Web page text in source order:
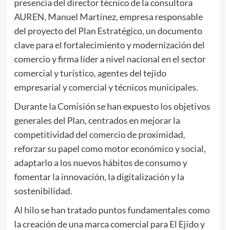
presencia del director técnico de la consultora
AUREN, Manuel Martínez, empresa responsable
del proyecto del Plan Estratégico, un documento
clave para el fortalecimiento y modernización del
comercio y firma líder a nivel nacional en el sector
comercial y turístico, agentes del tejido
empresarial y comercial y técnicos municipales.
Durante la Comisión se han expuesto los objetivos
generales del Plan, centrados en mejorar la
competitividad del comercio de proximidad,
reforzar su papel como motor económico y social,
adaptarlo a los nuevos hábitos de consumo y
fomentar la innovación, la digitalización y la
sostenibilidad.
Al hilo se han tratado puntos fundamentales como
la creación de una marca comercial para El Ejido y